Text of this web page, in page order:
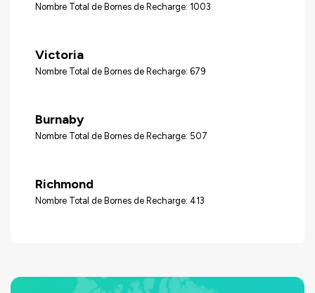
Nombre Total de Bornes de Recharge: 1003
Victoria
Nombre Total de Bornes de Recharge: 679
Burnaby
Nombre Total de Bornes de Recharge: 507
Richmond
Nombre Total de Bornes de Recharge: 413